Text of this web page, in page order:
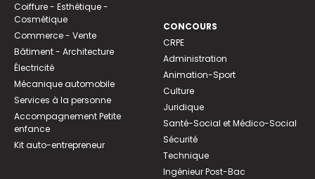
Coiffure - Esthétique -
Cosmétique
Commerce - Vente
Bâtiment - Architecture
Électricité
Mécanique automobile
Services à la personne
Accompagnement Petite
enfance
Kit auto-entrepreneur
CONCOURS
CRPE
Administration
Animation-Sport
Culture
Juridique
Santé-Social et Médico-Social
Sécurité
Technique
Ingénieur Post-Bac